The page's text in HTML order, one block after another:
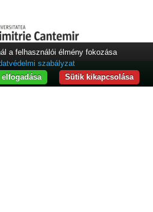
Nyilvános információ
Elérhetőségek
WhatsApp
a felhasználói élmény fokozása
szabályzat
Sütik kikapcsolása